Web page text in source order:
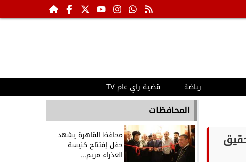
رياضة قضية راي عام TV
المحافظات
محافظ القاهرة يشهد
حفل إفتتاح كنيسة
العذراء مريم...